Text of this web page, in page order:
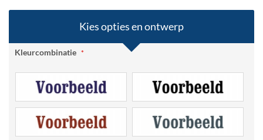
Kies opties en ontwerp
Kleurcombinatie